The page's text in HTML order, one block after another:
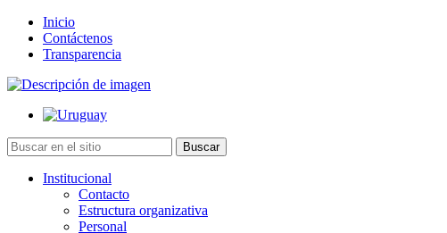
Inicio
Contáctenos
Transparencia
Institucional
Contacto
Estructura organizativa
Personal